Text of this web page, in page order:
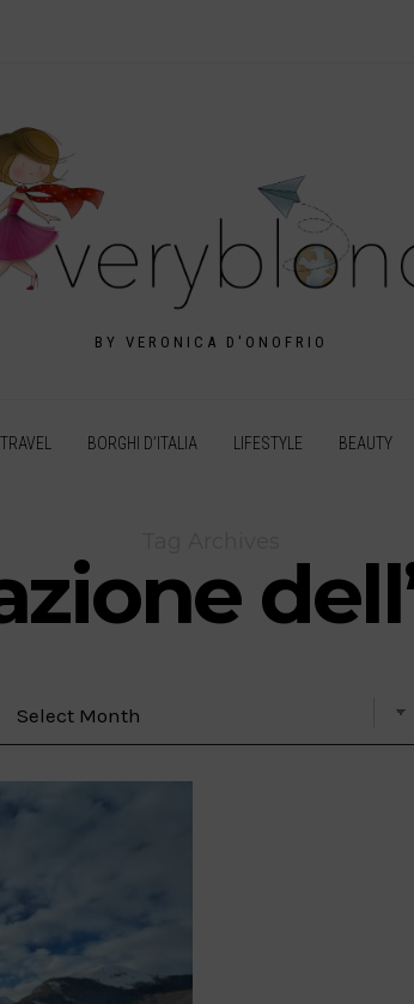
BY VERONICA D'ONOFRIO
TRAVEL BORGHI D’ITALIA LIFESTYLE BEAUTY